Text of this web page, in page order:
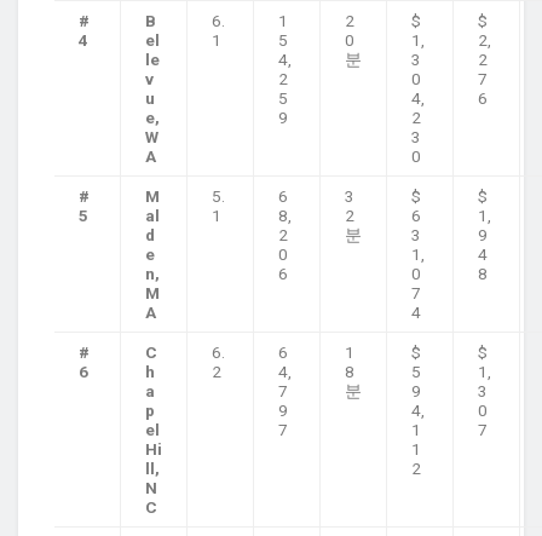
#
4
B
el
le
v
u
e,
W
A
6.
1
1
5
4,
2
5
9
2
0
분
$
1,
3
0
4,
2
3
0
$
2,
2
7
6
#
5
M
al
d
e
n,
M
A
5.
1
6
8,
2
0
6
3
2
분
$
6
3
1,
0
7
4
$
1,
9
4
8
#
6
C
h
a
p
el
Hi
ll,
N
C
6.
2
6
4,
7
9
7
1
8
분
$
5
9
4,
1
1
2
$
1,
3
0
7